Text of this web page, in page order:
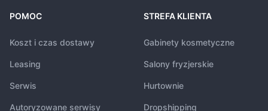
POMOC
Koszt i czas dostawy
Leasing
Serwis
Autoryzowane serwisy
STREFA KLIENTA
Gabinety kosmetyczne
Salony fryzjerskie
Hurtownie
Dropshipping